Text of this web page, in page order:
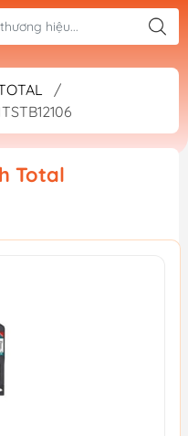
/
Total